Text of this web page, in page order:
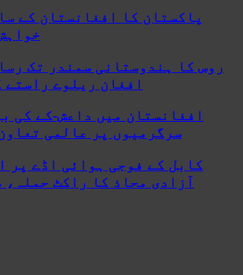
پاکستان کا افغانستان کے
روس کا ہندوستانی سمندر تک
افغان ریلوے راستے
افغانستان میں داعش-کے کی
سرگرمیوں پر عالمی
کابل کے فوجی ہوائی اڈے پر
آزادی محاذ کا راکٹ حملہ،